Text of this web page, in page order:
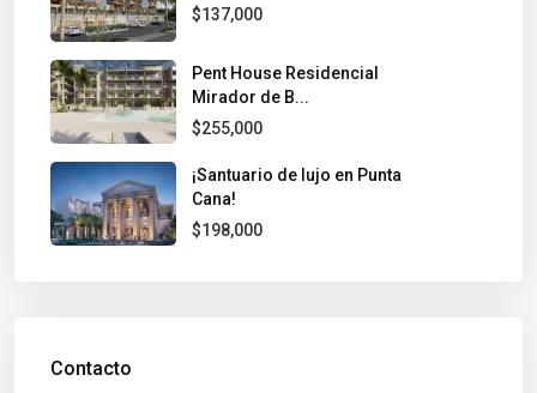
$137,000
Pent House Residencial
Mirador de B...
$255,000
¡Santuario de lujo en Punta
Cana!
$198,000
Contacto